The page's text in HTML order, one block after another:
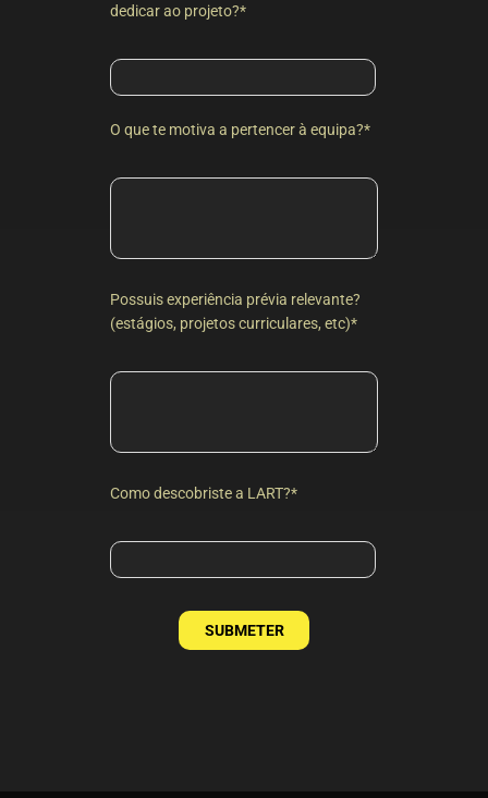
dedicar ao projeto?*
O que te motiva a pertencer à equipa?*
Possuis experiência prévia relevante?
(estágios, projetos curriculares, etc)*
Como descobriste a LART?*